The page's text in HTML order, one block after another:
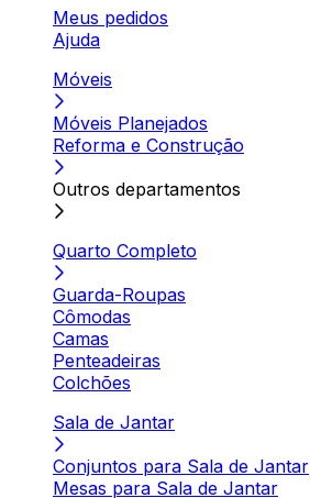
Meus pedidos
Ajuda
Móveis
Móveis Planejados
Reforma e Construção
Outros departamentos
Quarto Completo
Guarda-Roupas
Cômodas
Camas
Penteadeiras
Colchões
Sala de Jantar
Conjuntos para Sala de Jantar
Mesas para Sala de Jantar